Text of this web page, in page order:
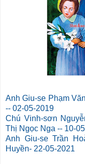
Anh Giu-se Phạm
-- 02-05-2019
Chú Vinh-sơn
Thị Ngọc Nga -- 10-
Anh Giu-se Trần
Huyền- 22-05-2021